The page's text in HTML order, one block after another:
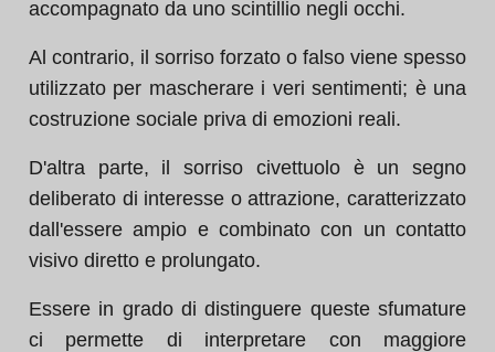
accompagnato da uno scintillio negli occhi.
Al contrario, il sorriso forzato o falso viene spesso
utilizzato per mascherare i veri sentimenti; è una
costruzione sociale priva di emozioni reali.
D'altra parte, il sorriso civettuolo è un segno
deliberato di interesse o attrazione, caratterizzato
dall'essere ampio e combinato con un contatto
visivo diretto e prolungato.
Essere in grado di distinguere queste sfumature
ci permette di interpretare con maggiore